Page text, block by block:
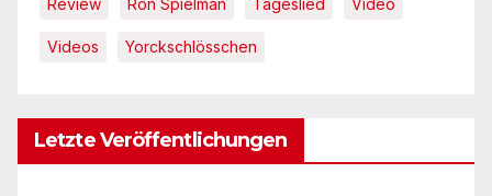
Videos Yorckschlösschen
Letzte Veröffentlichungen